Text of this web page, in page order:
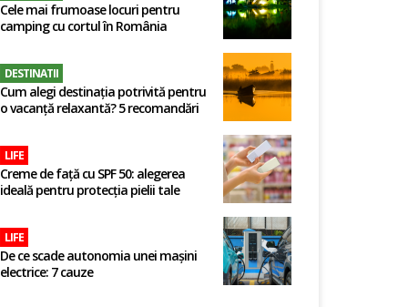
Cele mai frumoase locuri pentru
camping cu cortul în România
DESTINATII
Cum alegi destinația potrivită pentru
o vacanță relaxantă? 5 recomandări
LIFE
Creme de față cu SPF 50: alegerea
ideală pentru protecția pielii tale
LIFE
De ce scade autonomia unei mașini
electrice: 7 cauze